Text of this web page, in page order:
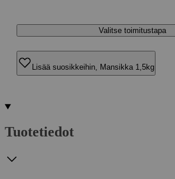
Valitse toimitustapa
Lisää suosikkeihin, Mansikka 1,5kg
Tuotetiedot